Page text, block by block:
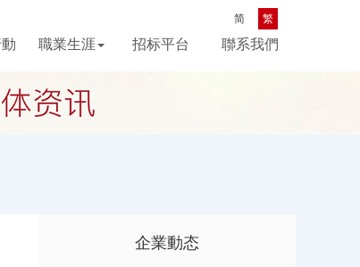
简 繁
職業生涯 招标平台 聯系我們
企業動态